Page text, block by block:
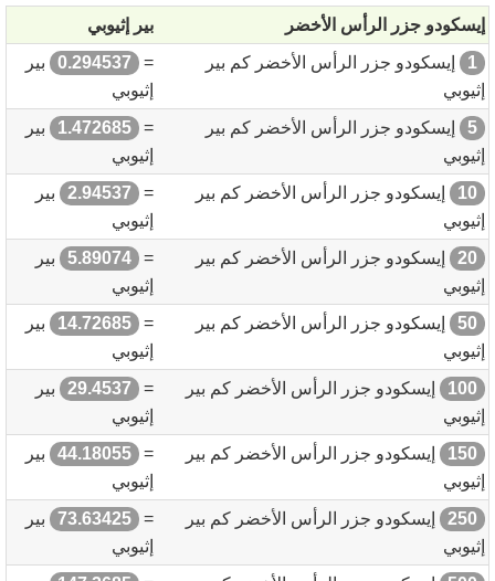
إيسكودو جزر الرأس الأخضر
بير إثيوبي
1
إيسكودو جزر الرأس الأخضر كم بير
إثيوبي
=
0.294537
بير
إثيوبي
5
إيسكودو جزر الرأس الأخضر كم بير
إثيوبي
=
1.472685
بير
إثيوبي
10
إيسكودو جزر الرأس الأخضر كم بير
إثيوبي
=
2.94537
بير
إثيوبي
20
إيسكودو جزر الرأس الأخضر كم بير
إثيوبي
=
5.89074
بير
إثيوبي
50
إيسكودو جزر الرأس الأخضر كم بير
إثيوبي
=
14.72685
بير
إثيوبي
100
إيسكودو جزر الرأس الأخضر كم بير
إثيوبي
=
29.4537
بير
إثيوبي
150
إيسكودو جزر الرأس الأخضر كم بير
إثيوبي
=
44.18055
بير
إثيوبي
250
إيسكودو جزر الرأس الأخضر كم بير
إثيوبي
=
73.63425
بير
إثيوبي